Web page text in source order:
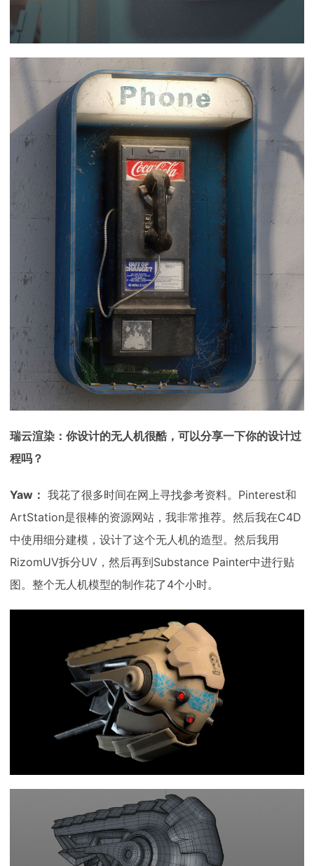
瑞云渲染：你设计的无人机很酷，可以分享一下你的设计过
程吗？
Yaw： 我花了很多时间在网上寻找参考资料。Pinterest和
ArtStation是很棒的资源网站，我非常推荐。然后我在C4D
中使用细分建模，设计了这个无人机的造型。然后我用
RizomUV拆分UV，然后再到Substance Painter中进行贴
图。整个无人机模型的制作花了4个小时。